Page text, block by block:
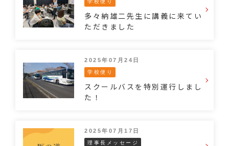
学校便り
多々納雄二先生に講義に来てい
ただきました
2025年07月24日
学校便り
スクールバスを特別運行しまし
た！
2025年07月17日
理事長メッセージ